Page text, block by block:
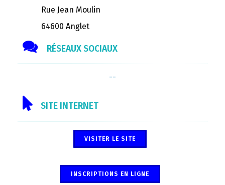
Rue Jean Moulin
64600 Anglet
RÉSEAUX SOCIAUX
--
SITE INTERNET
VISITER LE SITE
INSCRIPTIONS EN LIGNE